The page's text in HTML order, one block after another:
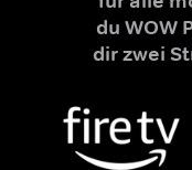
du WOW
dir zwei